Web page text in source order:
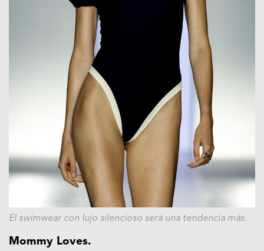
El swimwear con lujo silencioso será una tendencia más.
Mommy Loves.